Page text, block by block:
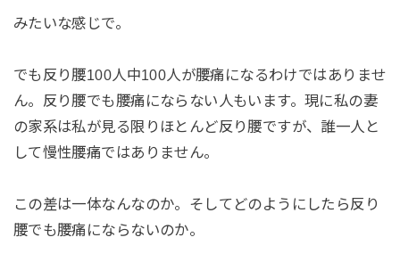
みたいな感じで。
でも反り腰100人中100人が腰痛になるわけではありませ
ん。反り腰でも腰痛にならない人もいます。現に私の妻
の家系は私が見る限りほとんど反り腰ですが、誰一人と
して慢性腰痛ではありません。
この差は一体なんなのか。そしてどのようにしたら反り
腰でも腰痛にならないのか。